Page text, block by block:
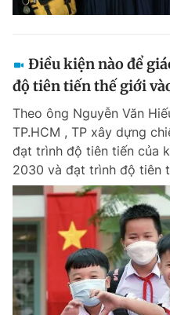
Điều kiện nào để
độ tiên tiến thế giới
Theo ông Nguyễn Văn
TP.HCM , TP xây dựng
đạt trình độ tiên tiến của
2030 và đạt trình độ tiên